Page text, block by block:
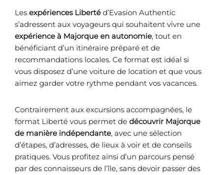
Les expériences Liberté d’Evasion Authentic
s’adressent aux voyageurs qui souhaitent vivre une
expérience à Majorque en autonomie, tout en
bénéficiant d’un itinéraire préparé et de
recommandations locales. Ce format est idéal si
vous disposez d’une voiture de location et que vous
aimez garder votre rythme pendant vos vacances.
Contrairement aux excursions accompagnées, le
format Liberté vous permet de découvrir Majorque
de manière indépendante, avec une sélection
d’étapes, d’adresses, de lieux à voir et de conseils
pratiques. Vous profitez ainsi d’un parcours pensé
par des connaisseurs de l’île, sans devoir passer des